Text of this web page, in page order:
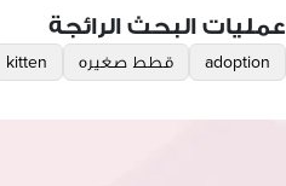
عمليات البحث الرائجة
adoption قطط صغيره kitten